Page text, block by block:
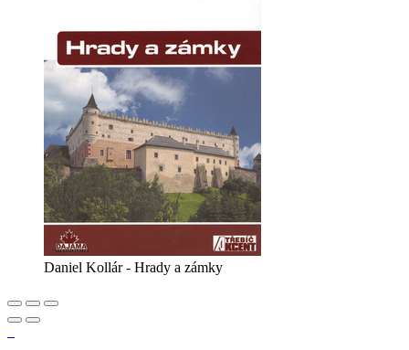
Daniel Kollár - Hrady a zámky